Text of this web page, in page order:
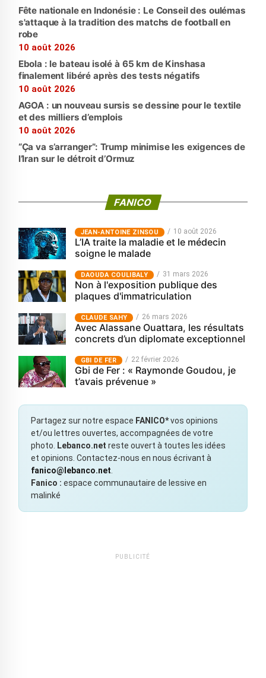
Fête nationale en Indonésie : Le Conseil des oulémas
s'attaque à la tradition des matchs de football en
robe
10 août 2026
Ebola : le bateau isolé à 65 km de Kinshasa
finalement libéré après des tests négatifs
10 août 2026
AGOA : un nouveau sursis se dessine pour le textile
et des milliers d’emplois
10 août 2026
“Ça va s’arranger”: Trump minimise les exigences de
l’Iran sur le détroit d’Ormuz
FANICO
JEAN-ANTOINE ZINSOU 10 août 2026
L’IA traite la maladie et le médecin
soigne le malade
‎DAOUDA COULIBALY 31 mars 2026
Non à l'exposition publique des
plaques d'immatriculation
CLAUDE SAHY 26 mars 2026
Avec Alassane Ouattara, les résultats
concrets d’un diplomate exceptionnel
GBI DE FER 22 février 2026
Gbi de Fer : « Raymonde Goudou, je
t’avais prévenue »
Partagez sur notre espace FANICO*vos opinions
et/ou lettres ouvertes, accompagnées de votre
photo.
Lebanco.net reste ouvert à toutes les idées
et opinions. Contactez-nous en nous écrivant à
fanico@lebanco.net
Fanico : espace communautaire de lessive en
malinké
PUBLICITÉ